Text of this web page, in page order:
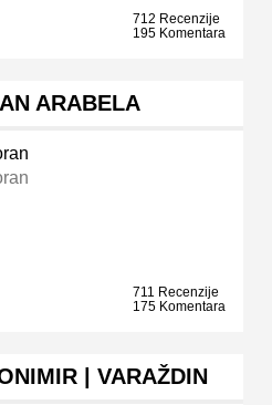
712 Recenzije
195 Komentara
ARABELA
711 Recenzije
175 Komentara
| VARAŽDIN